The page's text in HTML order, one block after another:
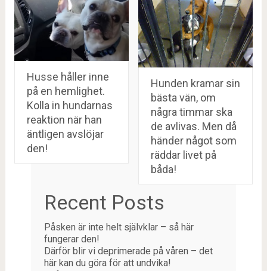
Husse håller inne
på en hemlighet.
Kolla in hundarnas
reaktion när han
äntligen avslöjar
den!
Hunden kramar sin
bästa vän, om
några timmar ska
de avlivas. Men då
händer något som
räddar livet på
båda!
Recent Posts
Påsken är inte helt självklar – så här
fungerar den!
Därför blir vi deprimerade på våren – det
här kan du göra för att undvika!